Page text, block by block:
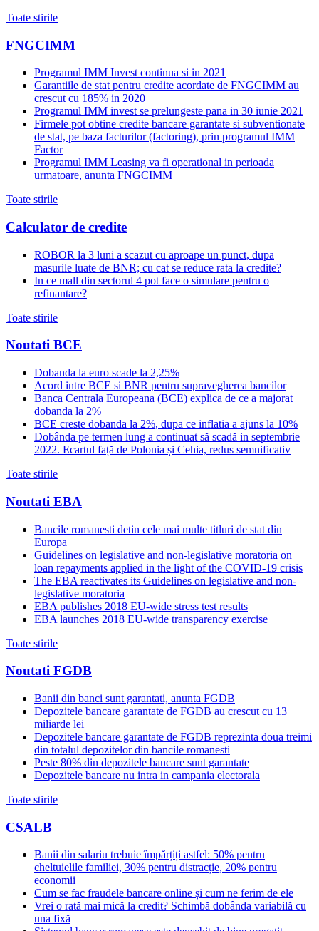
Toate stirile
FNGCIMM
Programul IMM Invest continua si in 2021
Garantiile de stat pentru credite acordate de FNGCIMM au
crescut cu 185% in 2020
Programul IMM invest se prelungeste pana in 30 iunie 2021
Firmele pot obtine credite bancare garantate si subventionate
de stat, pe baza facturilor (factoring), prin programul IMM
Factor
Programul IMM Leasing va fi operational in perioada
urmatoare, anunta FNGCIMM
Toate stirile
Calculator de credite
ROBOR la 3 luni a scazut cu aproape un punct, dupa
masurile luate de BNR; cu cat se reduce rata la credite?
In ce mall din sectorul 4 pot face o simulare pentru o
refinantare?
Toate stirile
Noutati BCE
Dobanda la euro scade la 2,25%
Acord intre BCE si BNR pentru supravegherea bancilor
Banca Centrala Europeana (BCE) explica de ce a majorat
dobanda la 2%
BCE creste dobanda la 2%, dupa ce inflatia a ajuns la 10%
Dobânda pe termen lung a continuat să scadă in septembrie
2022. Ecartul față de Polonia și Cehia, redus semnificativ
Toate stirile
Noutati EBA
Bancile romanesti detin cele mai multe titluri de stat din
Europa
Guidelines on legislative and non-legislative moratoria on
loan repayments applied in the light of the COVID-19 crisis
The EBA reactivates its Guidelines on legislative and non-
legislative moratoria
EBA publishes 2018 EU-wide stress test results
EBA launches 2018 EU-wide transparency exercise
Toate stirile
Noutati FGDB
Banii din banci sunt garantati, anunta FGDB
Depozitele bancare garantate de FGDB au crescut cu 13
miliarde lei
Depozitele bancare garantate de FGDB reprezinta doua treimi
din totalul depozitelor din bancile romanesti
Peste 80% din depozitele bancare sunt garantate
Depozitele bancare nu intra in campania electorala
Toate stirile
CSALB
Banii din salariu trebuie împărțiți astfel: 50% pentru
cheltuielile familiei, 30% pentru distracție, 20% pentru
economii
Cum se fac fraudele bancare online și cum ne ferim de ele
Vrei o rată mai mică la credit? Schimbă dobânda variabilă cu
una fixă